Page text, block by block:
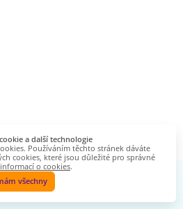
a další technologie
Používáním těchto stránek dáváte
cookies, které jsou důležité pro správné
o cookies.
všechny